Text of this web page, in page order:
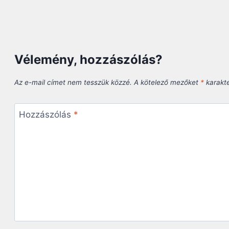
Vélemény, hozzászólás?
Az e-mail címet nem tesszük közzé. A kötelező mezőket *
Hozzászólás *